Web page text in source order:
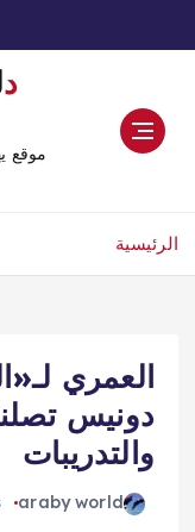
دليل الخدمات
موقع
الرئيسية
العمري
دونيس
والتدريبات
araby world